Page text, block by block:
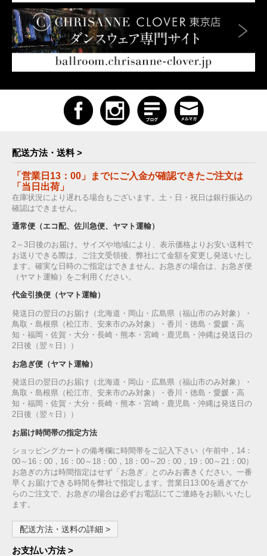
配送方法・送料 >
「営業日13：00」までにご入金が確認できたご注文は
「当日出荷」
在庫状況により遅れる場合もございます。土・日・祝日は銀行振込の
確認はできません。
通常便（エコ配、佐川急便、ヤマト運輸）
2～3日後のお届け。サイズや地域により、表示価格よりお安い送料で
お送りできる際は、ご注文受領後、弊社にて金額を変更し発送いたし
ます。確実な日時のご指定はできません。お急ぎの場合は、お急ぎ便
（ヤマト運輸）をご利用ください。
代金引換便（ヤマト運輸）
発送日の翌日のお届け（北海道・岡山・広島県（福山市のみ対象）・
鳥取・島根県（松江市、安来市のみ対象）・香川・徳島・愛媛・高
知・福岡・佐賀・大分・長崎・熊本・宮崎・鹿児島・沖縄は発送日の
2日後（翌々日））
お急ぎ便（ヤマト運輸）
発送日の翌日のお届け（北海道・岡山・広島県（福山市のみ対象）・
鳥取・島根県（松江市、安来市のみ対象）・香川・徳島・愛媛・高
知・福岡・佐賀・大分・長崎・熊本・宮崎・鹿児島・沖縄は発送日の
2日後（翌々日））
お届け時間帯の指定方法
ショッピングカートの備考欄に時間帯をご記入下さい（午前中，14：
00～16：00，16：00～18：00，18：00～20：00，19：00～21：00）
お急ぎの方は時間指定はせず「お急ぎ」とのみお書きください。一番
早くお届けできる時間を弊社で指定します。営業日13:00を過ぎてか
らのご注文で、お急ぎの場合は必ずお電話にてご連絡をお願いいたし
ます。
配送方法・送料の詳細 >
お支払い方法 >